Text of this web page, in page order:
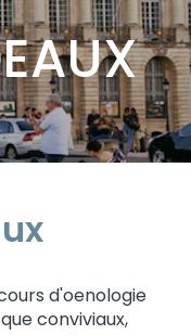
d'oenologie
conviviaux,